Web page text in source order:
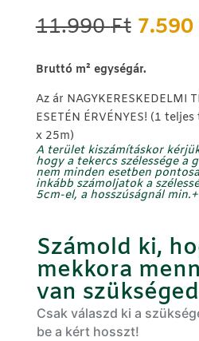
11.990Ft
was:
7.590
Bruttó m² egységár.
Az ár NAGYKERESKEDELMI
ESETÉN ÉRVÉNYES! (1
x 25m)
A terület kiszámításkor
hogy a tekercs szélessége a
nem minden esetben
inkább számoljatok a
5cm-el, a hosszúságnál min.+
Számold ki,
mekkora
van
Csak válaszd ki a
be a kért hosszt!